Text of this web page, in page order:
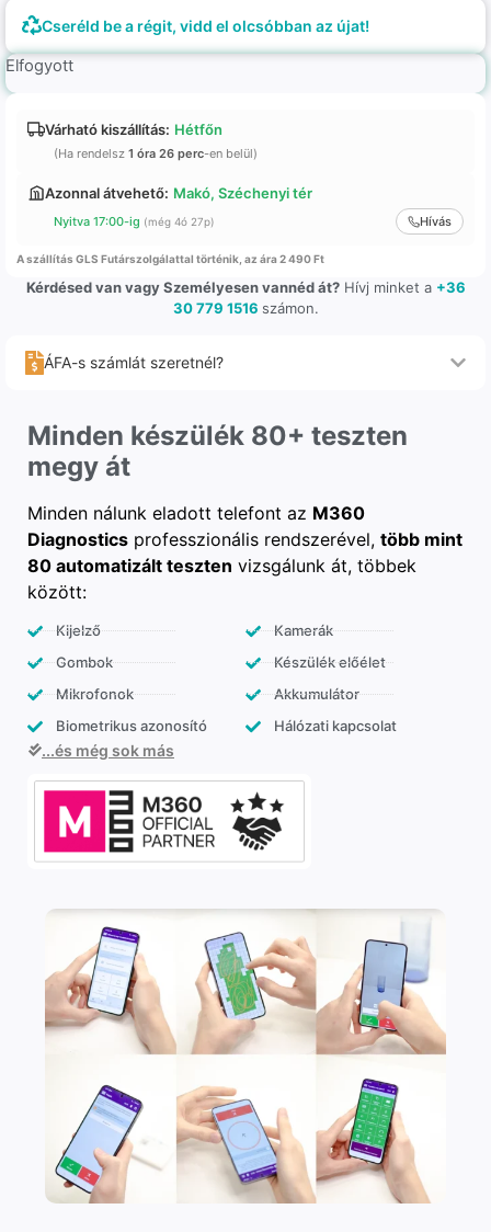
Cseréld be a régit, vidd el olcsóbban az újat!
Elfogyott
Várható kiszállítás: Hétfőn
(Ha rendelsz 1 óra 26 perc-en belül)
Azonnal átvehető: Makó, Széchenyi tér
Nyitva 17:00-ig (még 4ó 27p) Hívás
A szállítás GLS Futárszolgálattal történik, az ára 2 490 Ft
Kérdésed van vagy Személyesen vannéd át?Hívj minket a +36
30 779 1516 számon.
ÁFA-s számlát szeretnél?
Minden készülék 80+ teszten
megy át
Minden nálunk eladott telefont az M360
Diagnostics professzionális rendszerével, több mint
80 automatizált teszten vizsgálunk át, többek
között:
Kijelző
Gombok
Mikrofonok
Biometrikus azonosító
Kamerák
Készülék előélet
Akkumulátor
Hálózati kapcsolat
...és még sok más